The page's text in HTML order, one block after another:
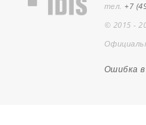
тел.+7
© 2015 -
Ошибка